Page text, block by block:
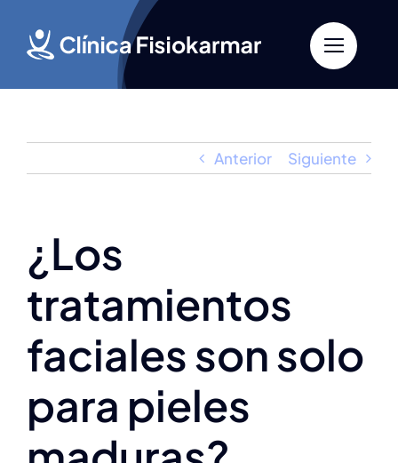
contenido
Anterior Siguiente
¿Los
tratamientos
faciales son solo
para pieles